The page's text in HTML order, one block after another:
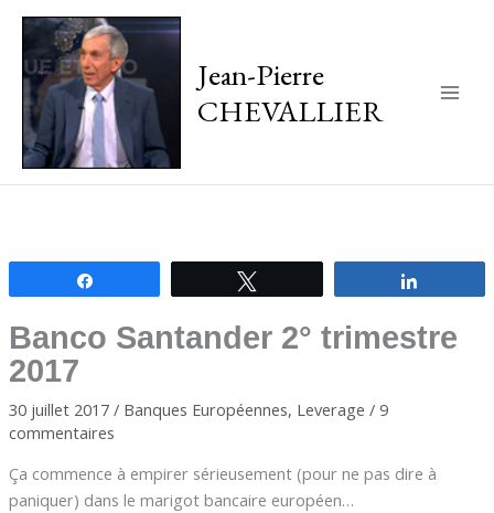
Jean-Pierre
CHEVALLIER
Banco Santander 2° trimestre
2017
30 juillet 2017 / Banques Européennes, Leverage / 9
commentaires
Ça commence à empirer sérieusement (pour ne pas dire à
paniquer) dans le marigot bancaire européen…